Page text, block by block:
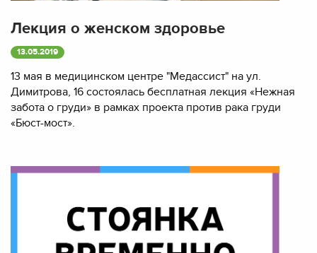
Лекция о женском здоровье
13.05.2019
13 мая в медицинском центре "Медассист" на ул.
Димитрова, 16 состоялась бесплатная лекция «Нежная
забота о груди» в рамках проекта против рака груди
«Бюст-мост».